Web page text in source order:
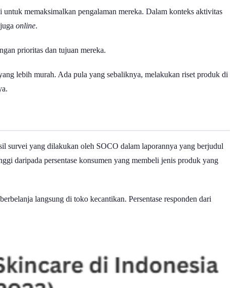
memaksimalkan pengalaman mereka. Dalam konteks aktivitas
online.
prioritas dan tujuan mereka.
lebih murah. Ada pula yang sebaliknya, melakukan riset produk di
survei yang dilakukan oleh SOCO dalam laporannya yang berjudul
daripada persentase konsumen yang membeli jenis produk yang
langsung di toko kecantikan. Persentase responden dari